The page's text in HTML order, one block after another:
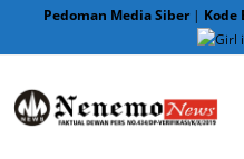
Pedoman Media Siber| Kode